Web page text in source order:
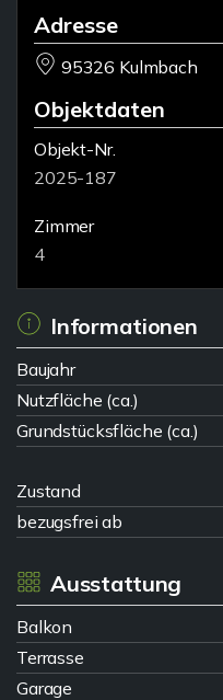
Adresse
95326 Kulmbach
Objektdaten
Objekt-Nr.
2025-187
Zimmer
4
Informationen
Baujahr
Nutzfläche (ca.)
Grundstücksfläche (ca.)
Zustand
bezugsfrei ab
Ausstattung
Balkon
Terrasse
Garage